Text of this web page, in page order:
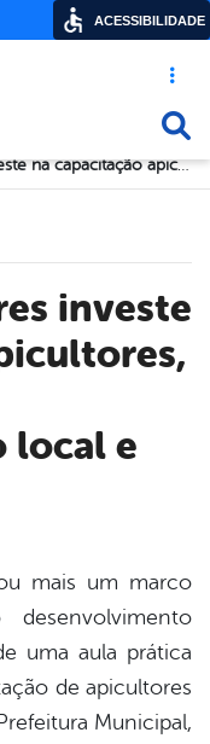
Acesso
Prefeitura de Flores investe na capacitação apicultores, impulsionando o desenvolvimento local e regional
local e
mais um marco
uma aula prática
de apicultores
Municipal,
ACESSIBILIDADE